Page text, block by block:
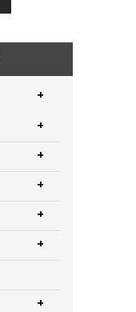
+
+
+
+
+
+
+